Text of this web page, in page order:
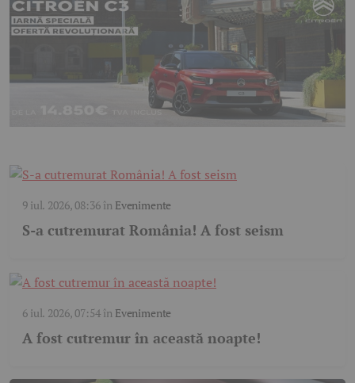
9 iul. 2026, 08:36în Evenimente
S-a cutremurat România! A fost seism
6 iul. 2026, 07:54în Evenimente
A fost cutremur în această noapte!